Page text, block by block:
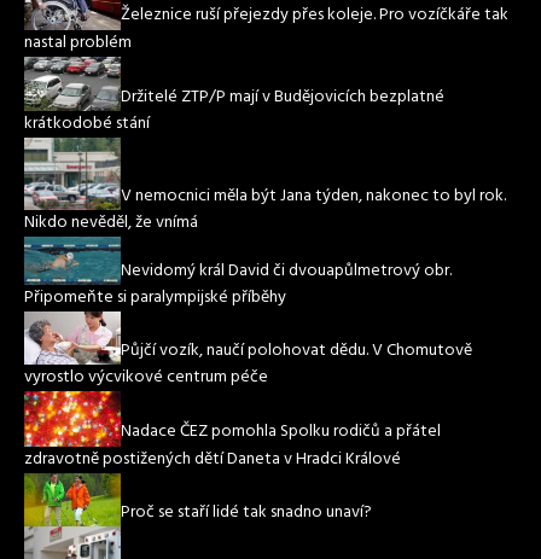
Železnice ruší přejezdy přes koleje. Pro vozíčkáře tak
nastal problém
Držitelé ZTP/P mají v Budějovicích bezplatné
krátkodobé stání
V nemocnici měla být Jana týden, nakonec to byl rok.
Nikdo nevěděl, že vnímá
Nevidomý král David či dvouapůlmetrový obr.
Připomeňte si paralympijské příběhy
Půjčí vozík, naučí polohovat dědu. V Chomutově
vyrostlo výcvikové centrum péče
Nadace ČEZ pomohla Spolku rodičů a přátel
zdravotně postižených dětí Daneta v Hradci Králové
Proč se staří lidé tak snadno unaví?